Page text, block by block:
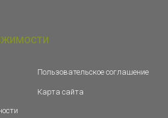
Пользовательское соглашение
Карта сайта